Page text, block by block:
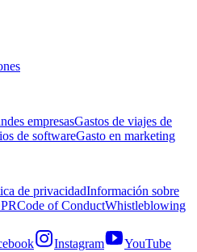
empresasGastos de viajes de
de softwareGasto en marketing
de privacidadInformación sobre
Code of ConductWhistleblowing
Instagram
YouTube